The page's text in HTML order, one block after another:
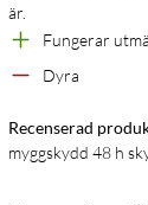
är.
Fungerar
Dyra
Recenserad
myggskydd 48 h